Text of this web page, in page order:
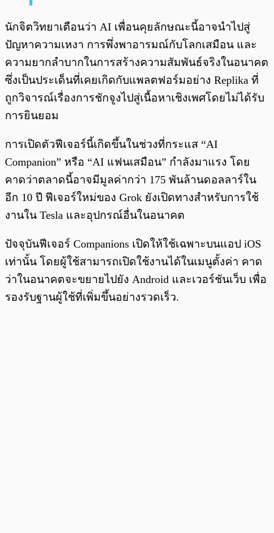
นักจิตวิทยาเตือนว่า AI เพื่อนคุยลักษณะนี้อาจนำไปสู่
ปัญหาความเหงา การพึ่งพาอารมณ์กับโลกเสมือน และ
ความยากลำบากในการสร้างความสัมพันธ์จริงในอนาคต
ซึ่งเป็นประเด็นที่เคยเกิดกับแพลตฟอร์มอย่าง Replika ที่
ถูกวิจารณ์เรื่องการชักจูงไปสู่เนื้อหาเชิงเพศโดยไม่ได้รับ
การยินยอม
การเปิดตัวฟีเจอร์นี้เกิดขึ้นในช่วงที่กระแส “AI
Companion” หรือ “AI แฟนเสมือน” กำลังมาแรง โดย
คาดว่าตลาดนี้อาจมีมูลค่ากว่า 175 พันล้านดอลลาร์ใน
อีก 10 ปี ฟีเจอร์ใหม่ของ Grok ยังเปิดทางสำหรับการใช้
งานใน Tesla และอุปกรณ์อื่นในอนาคต
ปัจจุบันฟีเจอร์ Companions เปิดให้ใช้เฉพาะบนแอป iOS
เท่านั้น โดยผู้ใช้สามารถเปิดใช้งานได้ในเมนูตั้งค่า คาด
ว่าในอนาคตจะขยายไปยัง Android และเวอร์ชันเว็บ เพื่อ
รองรับฐานผู้ใช้ที่เพิ่มขึ้นอย่างรวดเร็ว.